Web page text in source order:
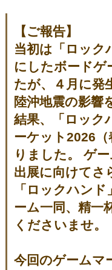
【ご報告】
当初は「ロック
にしたボードゲ
たが、４月に発
陸沖地震の影響
結果、「ロック
ーケット2026
りました。 ゲ
出展に向けてさ
「ロックハン
ーム一同、精一
くださいませ。
今回のゲームマ